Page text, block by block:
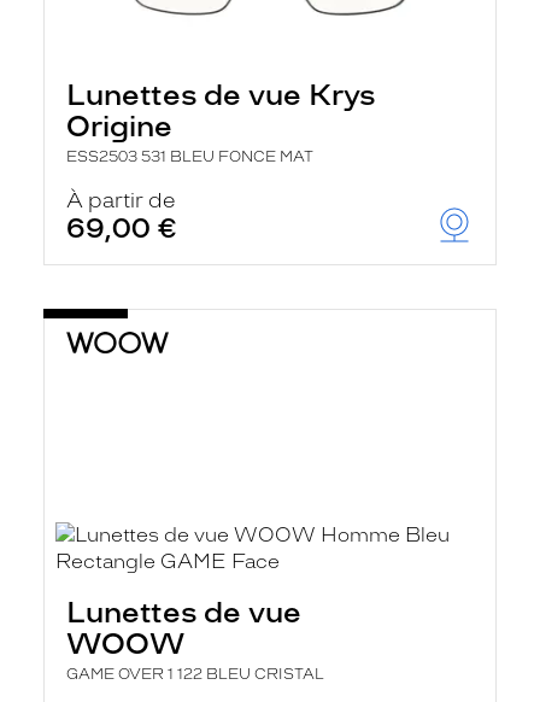
Lunettes de vue Krys
Origine
ESS2503 531 BLEU FONCE MAT
À partir de
69,00 €
Lunettes de vue
WOOW
GAME OVER 1 122 BLEU CRISTAL